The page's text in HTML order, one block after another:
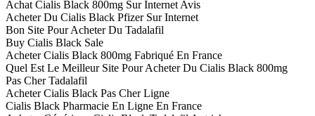
Achat Cialis Black 800mg Sur Internet Avis
Acheter Du Cialis Black Pfizer Sur Internet
Bon Site Pour Acheter Du Tadalafil
Buy Cialis Black Sale
Acheter Cialis Black 800mg Fabriqué En France
Quel Est Le Meilleur Site Pour Acheter Du Cialis Black 800mg
Pas Cher Tadalafil
Acheter Cialis Black Pas Cher Ligne
Cialis Black Pharmacie En Ligne En France